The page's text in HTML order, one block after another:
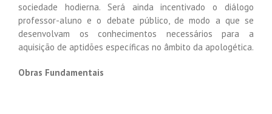
sociedade hodierna. Será ainda incentivado o diálogo
professor-aluno e o debate público, de modo a que se
desenvolvam os conhecimentos necessários para a
aquisição de aptidões específicas no âmbito da apologética.
Obras Fundamentais